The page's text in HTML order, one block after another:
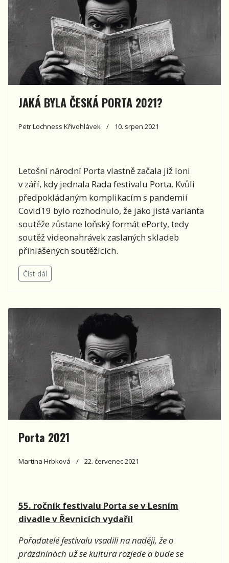
JAKÁ BYLA ČESKÁ PORTA 2021?
Petr Lochness Křivohlávek 10. srpen 2021
Letošní národní Porta vlastně začala již loni
v září, kdy jednala Rada festivalu Porta. Kvůli
předpokládaným komplikacím s pandemií
Covid19 bylo rozhodnulo, že jako jistá varianta
soutěže zůstane loňský formát ePorty, tedy
soutěž videonahrávek zaslaných skladeb
přihlášených soutěžících.
Číst dál
Porta 2021
Martina Hrbková 22. červenec 2021
55. ročník festivalu Porta se v Lesním
divadle v Řevnicích vydařil
Pořadatelé festivalu vsadili na naději, že o
prázdninách už se kultura rozjede a bude se